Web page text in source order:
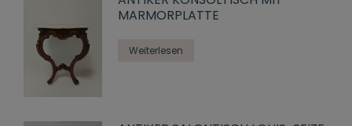
MARMORPLATTE
Weiterlesen